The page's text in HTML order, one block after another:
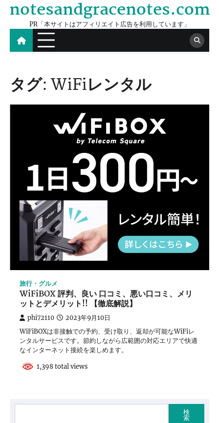
Skip
content
notesandgracenotes.com
PR「本サイトはアフィリエイト広告を利用しています」
タグ:WiFiレンタル
旅行・グルメ
WiFiBOX 評判、良い 口コミ、悪い口コミ、メリ
ットとデメリット!! 【徹底解説】
phi72110 2023年9月10日
WiFiBOXは非接触での予約、受け取り、返却が可能なWiFiレ
ンタルサービスです。節約しながら広範囲の対応エリアで快適
なインターネット接続を楽しめます。
1,398 total views
検
索